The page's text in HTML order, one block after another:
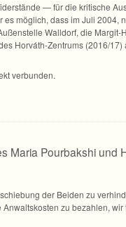
— für die kri­ti­sche
mög­lich, dass im Juli 2004,
Wall­dorf, die Margit-
Horváth-Zentrums (2016/
verbunden.
Maria Pourbakshi und
der Bei­den zu
zu bezah­len,